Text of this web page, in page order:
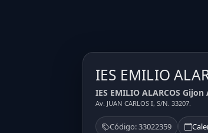
IES EMILIO
IES EMILIO ALARCOS
Av. JUAN CARLOS I, S/N. 33207.
Código: 33022359